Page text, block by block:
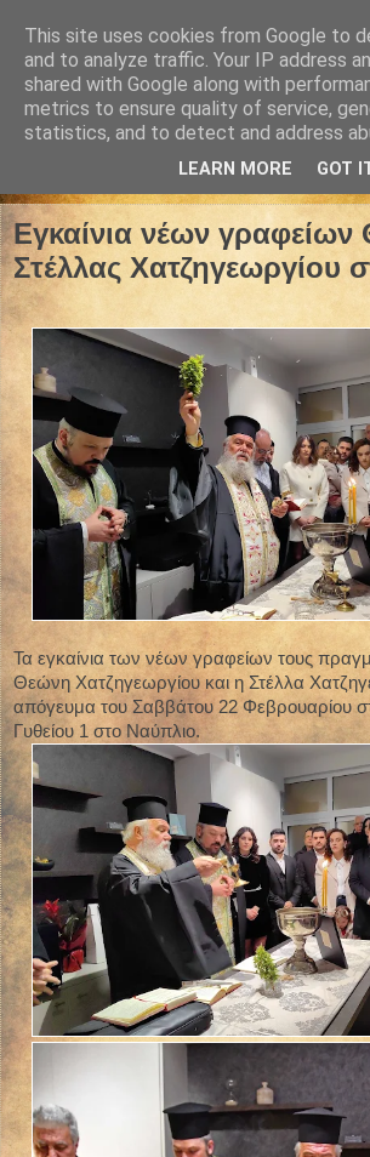
22 Φεβρουαρίου 2025
Εγκαίνια νέων γραφείων
Στέλλας Χατζηγεωργίου
Τα εγκαίνια των νέων γραφείων τους
Θεώνη Χατζηγεωργίου και η Στέλλα
απόγευμα του Σαββάτου 22 Φεβρουαρίου
Γυθείου 1 στο Ναύπλιο.
This site uses cookies from Google to
and to analyze traffic. Your IP address
shared with Google along with
metrics to ensure quality of service,
statistics, and to detect and address
LEARN MORE GOT